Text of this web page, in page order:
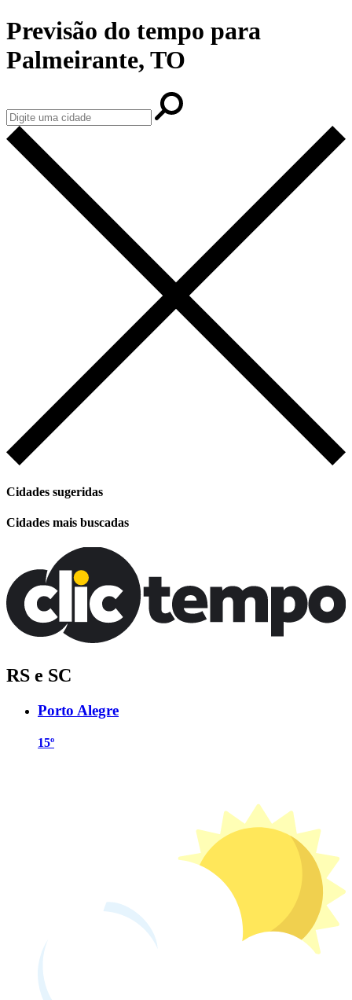
Previsão do tempo para
Palmeirante, TO
Cidades sugeridas
Cidades mais buscadas
RS e SC
Porto Alegre
15º